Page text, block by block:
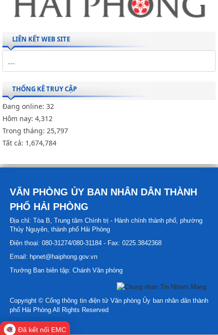
LIÊN KẾT WEB SITE
THỐNG KÊ TRUY CẬP
Đang online: 32
Hôm nay: 4,312
Trong tháng: 25,797
Tất cả: 1,674,784
VĂN PHÒNG ỦY BAN NHÂN DÂN THÀNH
PHỐ HẢI PHÒNG
Địa chỉ: Tòa B, Trung tâm Chính trị - Hành chính thành phố, phường
Thủy Nguyên, thành phố Hải Phòng
Điện thoại: 080-31274/080-31184 - Fax: 0225.3842368
Email: hpnet@haiphong.gov.vn
Trưởng Ban biên tập: Chánh Văn phòng
Copyright © Cổng thông tin điện tử Văn phòng Ủy ban nhân dân thành
phố Hải Phòng All Rights Reserved
Đã kết nối EMC